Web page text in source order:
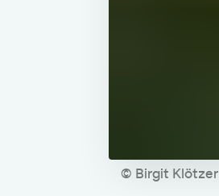
© Birgit Klötzer